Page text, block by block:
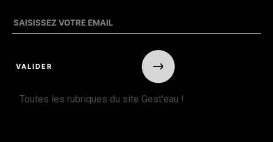
Toutes les rubriques du site Gest'eau !